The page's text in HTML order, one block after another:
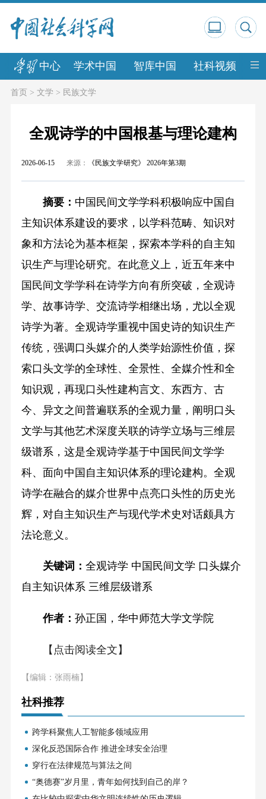
中心 学术中国 智库中国 社科视频 中
首页> 文学 > 民族文学
全观诗学的中国根基与理论建构
2026-06-15 来源： 《民族文学研究》 2026年第3期
摘要： 中国民间文学学科积极响应中国自
主知识体系建设的要求，以学科范畴、知识对
象和方法论为基本框架，探索本学科的自主知
识生产与理论研究。在此意义上，近五年来中
国民间文学学科在诗学方向有所突破，全观诗
学、故事诗学、交流诗学相继出场，尤以全观
诗学为著。全观诗学重视中国史诗的知识生产
传统，强调口头媒介的人类学始源性价值，探
索口头文学的全球性、全景性、全媒介性和全
知识观，再现口头性建构言文、东西方、古
今、异文之间普遍联系的全观力量，阐明口头
文学与其他艺术深度关联的诗学立场与三维层
级谱系，这是全观诗学基于中国民间文学学
科、面向中国自主知识体系的理论建构。全观
诗学在融合的媒介世界中点亮口头性的历史光
辉，对自主知识生产与现代学术史对话颇具方
法论意义。
关键词： 全观诗学 中国民间文学 口头媒介
自主知识体系 三维层级谱系
作者： 孙正国，华中师范大学文学院
【点击阅读全文】
【编辑：张雨楠】
社科推荐
跨学科聚焦人工智能多领域应用
深化反恐国际合作 推进全球安全治理
穿行在法律规范与算法之间
“奥德赛”岁月里，青年如何找到自己的岸？